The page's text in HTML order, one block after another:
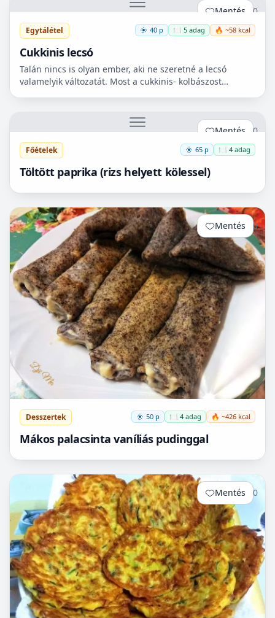
Mentés 0
Egytálétel 40 p 🍽️ 5 adag 🔥 ~58 kcal
Cukkinis lecsó
Talán nincs is olyan ember, aki ne szeretné a lecsó
valamelyik változatát. Most a cukkinis- kolbászost
Mentés 0
Főételek 65 p 🍽️ 4 adag
Töltött paprika (rizs helyett kölessel)
Mentés 0
Desszertek 50 p 🍽️ 4 adag 🔥 ~426 kcal
Mákos palacsinta vaníliás pudinggal
Mentés 0